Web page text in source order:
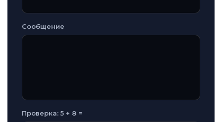
Сообщение
Проверка: 5 + 8 =